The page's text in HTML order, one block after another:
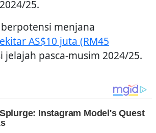
25.
berpotensi menjana
AS$10 juta (RM45
jelajah pasca-musim 2024/25.